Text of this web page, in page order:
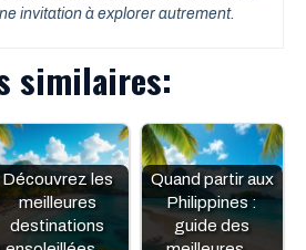
invitation à explorer autrement.
similaires:
Découvrez les
meilleures
destinations
Quand partir aux
Philippines :
guide des